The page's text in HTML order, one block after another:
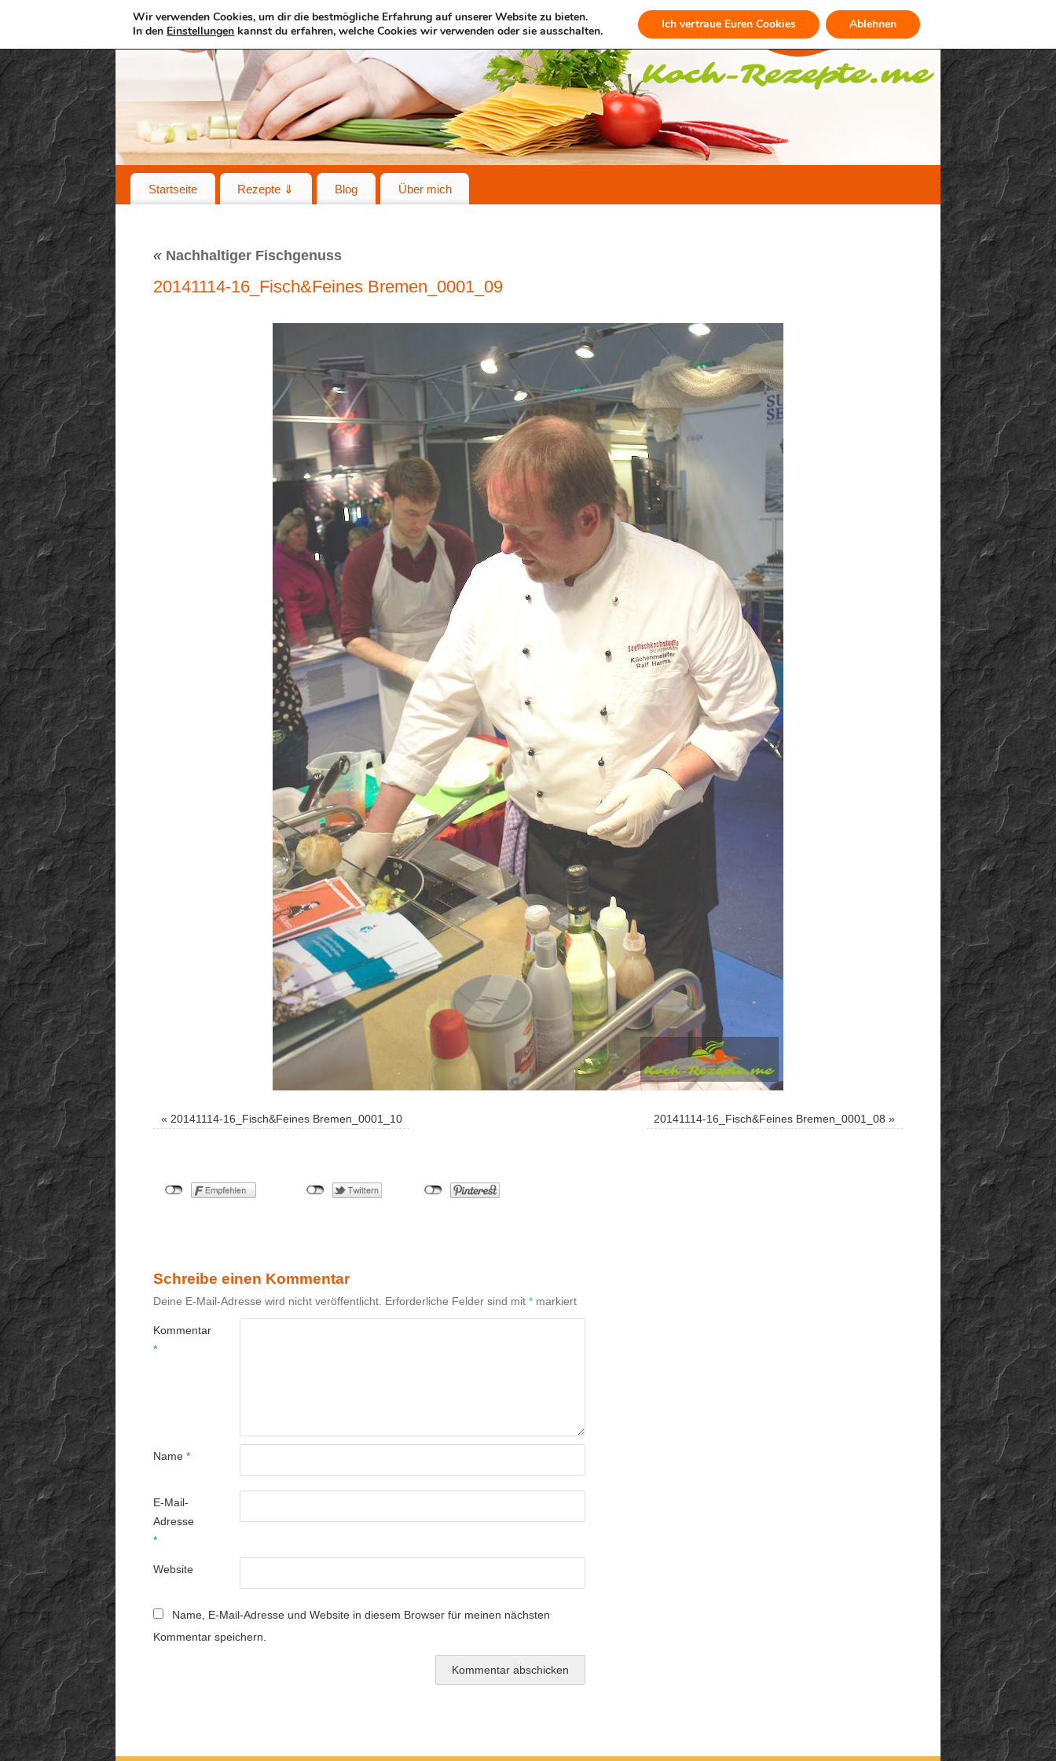
Startseite Rezepte ⇓ Blog Über mich
« Nachhaltiger Fischgenuss
20141114-16_Fisch&Feines Bremen_0001_09
« 20141114-16_Fisch&Feines Bremen_0001_10 20141114-16_Fisch&Feines Bremen_0001_08 »
Schreibe einen Kommentar
Deine E-Mail-Adresse wird nicht veröffentlicht. Erforderliche Felder sind mit * markiert
Kommentar
*
Name *
E-Mail-
Adresse
*
Website
Name, E-Mail-Adresse und Website in diesem Browser für meinen nächsten
Kommentar speichern.
Wir verwenden Cookies, um dir die bestmögliche Erfahrung auf unserer Website zu bieten.
In den Einstellungen kannst du erfahren, welche Cookies wir verwenden oder sie ausschalten. Ich vertraue Euren Cookies Ablehnen